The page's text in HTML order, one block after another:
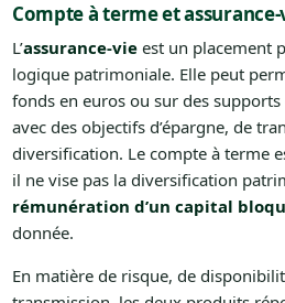
Compte à terme et
L’assurance-vieest un placement
logique patrimoniale. Elle peut
fonds en euros ou sur des
avec des objectifs d’épargne, de
diversification. Le compte à terme
il ne vise pas la diversification
rémunération d’un capital
donnée.
En matière de risque, de